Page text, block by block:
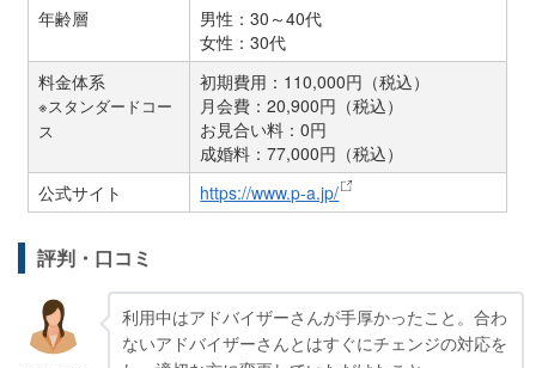
年齢層
男性：30～40代
女性：30代
料金体系
※スタンダードコー
ス
初期費用：110,000円（税込）
月会費：20,900円（税込）
お見合い料：0円
成婚料：77,000円（税込）
公式サイト
https://www.p-a.jp/
評判・口コミ
利用中はアドバイザーさんが手厚かったこと。合わ
ないアドバイザーさんとはすぐにチェンジの対応を